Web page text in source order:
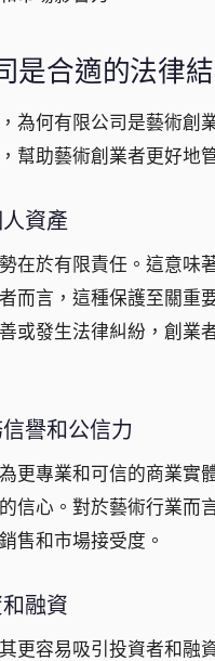
是合適的法律
為何有限公司是藝術創
幫助藝術創業者更好地
資產
在於有限責任。這意味
而言，這種保護至關重
或發生法律糾紛，創業
譽和公信力
更專業和可信的商業實
信心。對於藝術行業而
售和市場接受度。
融資
更容易吸引投資者和融